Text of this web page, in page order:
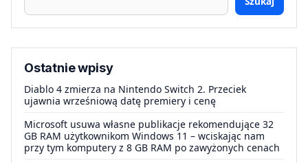
Ostatnie wpisy
Diablo 4 zmierza na Nintendo Switch 2. Przeciek
ujawnia wrześniową datę premiery i cenę
Microsoft usuwa własne publikacje rekomendujące 32
GB RAM użytkownikom Windows 11 – wciskając nam
przy tym komputery z 8 GB RAM po zawyżonych cenach